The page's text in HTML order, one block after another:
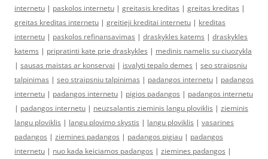
internetu | paskolos internetu | greitasis kreditas | greitas kreditas |
greitas kreditas internetu | greitieji kreditai internetu | kreditas
internetu | paskolos refinansavimas | draskykles katems | draskykles
katems | pripratinti kate prie draskykles | medinis namelis su ciuozykla
| sausas maistas ar konservai | isvalyti tepalo demes | seo straipsniu
talpinimas | seo straipsniu talpinimas | padangos internetu | padangos
internetu | padangos internetu | pigios padangos | padangos internetu
| padangos internetu | neuzsalantis zieminis langu ploviklis | zieminis
langu ploviklis | langu plovimo skystis | langu ploviklis | vasarines
padangos | ziemines padangos | padangos pigiau | padangos
internetu | nuo kada keiciamos padangos | ziemines padangos |